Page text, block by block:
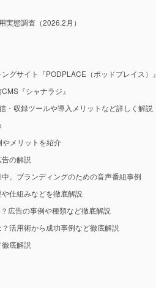
実態調査（2026.2月）
グサイト『PODPLACE（ポッドプレイス）』
『シャナラジ』
・収録ツールや導入メリットなど詳しく解説
メリットを紹介
の解説
。ブランディングのための音声番組事例
仕組みなどを徹底解説
広告の事例や種類など徹底解説
活用術から成功事例など徹底解説
底解説